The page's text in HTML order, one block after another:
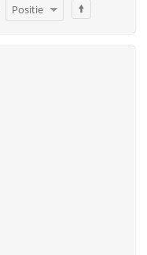
Positie